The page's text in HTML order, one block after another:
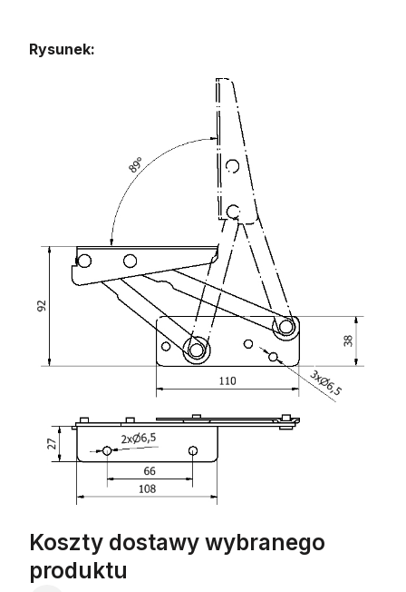
Rysunek:
Koszty dostawy wybranego
produktu